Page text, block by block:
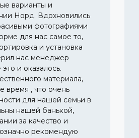
варианты и
Норд. Вдохновились
фотографиями
для нас самое то,
и установка
нас менеджер
и оказалось.
материала,
время , что очень
для нашей семьи в
нашей банькой,
за качество и
рекомендую